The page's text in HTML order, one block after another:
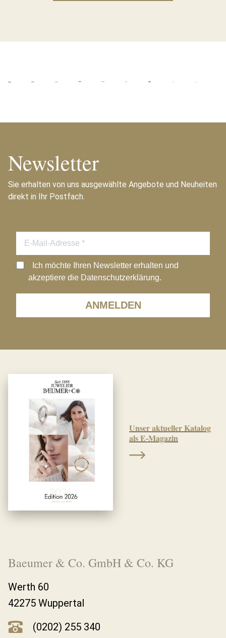
Newsletter
Sie erhalten von uns ausgewählte Angebote und Neuheiten
direkt in Ihr Postfach.
ANMELDEN
Ich möchte Ihren Newsletter erhalten und
akzeptiere die Datenschutzerklärung.
Unser aktueller Katalog
als E-Magazin
Baeumer & Co. GmbH & Co. KG
Werth 60
42275 Wuppertal
(0202) 255 340